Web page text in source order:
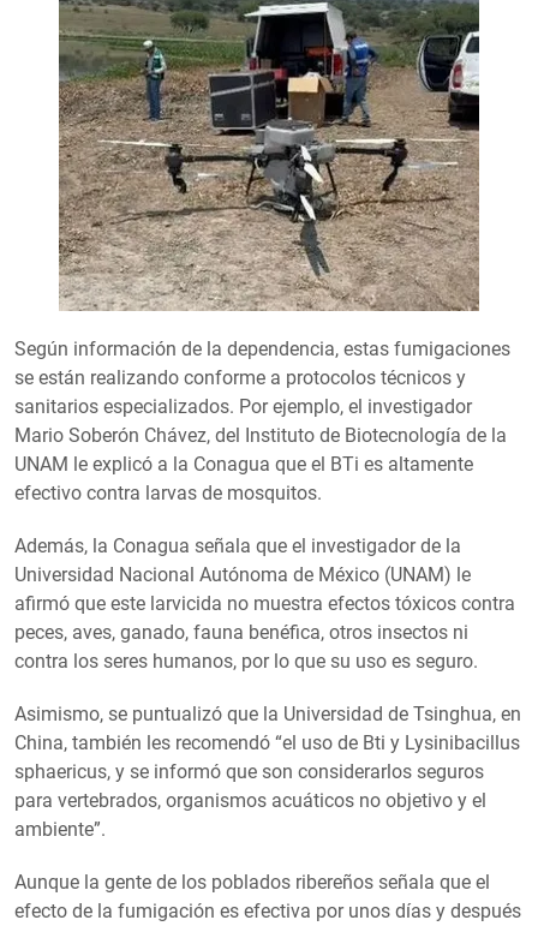
Según información de la dependencia, estas fumigaciones
se están realizando conforme a protocolos técnicos y
sanitarios especializados. Por ejemplo, el investigador
Mario Soberón Chávez, del Instituto de Biotecnología de la
UNAM le explicó a la Conagua que el BTi es altamente
efectivo contra larvas de mosquitos.
Además, la Conagua señala que el investigador de la
Universidad Nacional Autónoma de México (UNAM) le
afirmó que este larvicida no muestra efectos tóxicos contra
peces, aves, ganado, fauna benéfica, otros insectos ni
contra los seres humanos, por lo que su uso es seguro.
Asimismo, se puntualizó que la Universidad de Tsinghua, en
China, también les recomendó “el uso de Bti y Lysinibacillus
sphaericus, y se informó que son considerarlos seguros
para vertebrados, organismos acuáticos no objetivo y el
ambiente”.
Aunque la gente de los poblados ribereños señala que el
efecto de la fumigación es efectiva por unos días y después